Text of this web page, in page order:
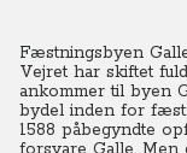
Fæstningsbyen
Vejret har skiftet
ankommer til byen
bydel inden for
1588 påbegyndte